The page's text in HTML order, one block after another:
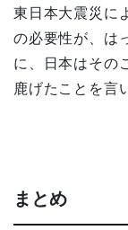
東日本大震災に
の必要性が、は
に、日本はその
鹿げたことを言
まとめ